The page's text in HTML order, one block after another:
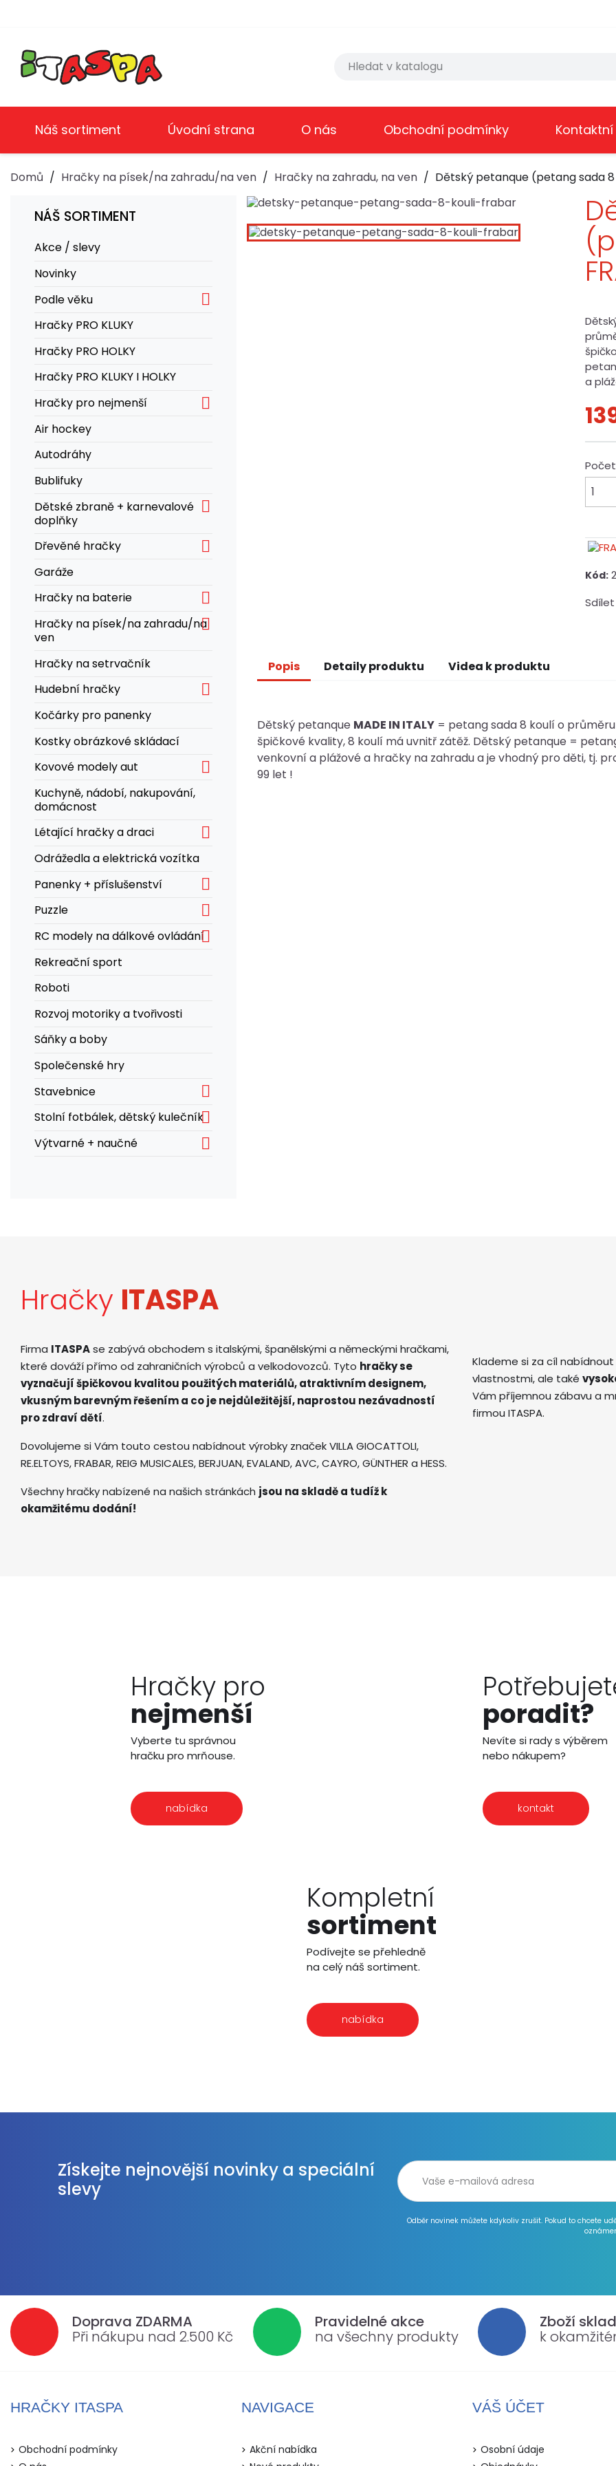
Náš sortiment Úvodní strana O nás Obchodní podmínky
Domů Hračky na písek/na zahradu/na ven Hračky na zahradu, na ven Dětský petanque (petang sada 8
NÁŠ SORTIMENT
Akce / slevy
Novinky
Podle věku

Hračky PRO KLUKY
Hračky PRO HOLKY
Hračky PRO KLUKY I HOLKY
Hračky pro nejmenší

Air hockey
Autodráhy
Bublifuky
Dětské zbraně + karnevalové
doplňky

Dřevěné hračky 
Garáže
Hračky na baterie

Hračky na písek/na zahradu/na
ven

Hračky na setrvačník
Hudební hračky

Kočárky pro panenky
Kostky obrázkové skládací
Kovové modely aut

Kuchyně, nádobí, nakupování,
domácnost
Létající hračky a draci

Odrážedla a elektrická vozítka
Panenky + příslušenství

Puzzle 
RC modely na dálkové ovládání
Rekreační sport
Roboti
Rozvoj motoriky a tvořivosti
Sáňky a boby
Společenské hry
Stavebnice

Stolní fotbálek, dětský kulečník
Výtvarné + naučné 
a
Počet
Kód:
Sdílet
Popis Detaily produktu Videa k produktu
Dětský petanque MADE IN ITALY= petang sada 8 koulí o
špičkové kvality, 8 koulí má uvnitř zátěž. Dětský petanque =
venkovní a plážové a hračky na zahradu a je vhodný pro děti, tj.
99 let !
Hračky ITASPA
Firma ITASPAse zabývá obchodem s italskými, španělskými a německými hračkami,
které dováží přímo od zahraničních výrobců a velkodovozců. Tyto hračky se
vyznačují špičkovou kvalitou použitých materiálů, atraktivním designem,
vkusným barevným řešením a co je nejdůležitější, naprostou nezávadností
pro zdraví dětí.
Dovolujeme si Vám touto cestou nabídnout výrobky značek VILLA GIOCATTOLI,
RE.ELTOYS, FRABAR, REIG MUSICALES, BERJUAN, EVALAND, AVC, CAYRO, GÜNTHER a HESS.
Všechny hračky nabízené na našich stránkách jsou na skladě a tudíž k
okamžitému dodání!
Klademe si za cíl
vlastnostmi, ale také
Vám příjemnou zábavu a
firmou ITASPA.
Hračky pro
nejmenší
Vyberte tu správnou
hračku pro mrňouse.
nabídka
poradit?
Nevíte si rady s výběrem
nebo nákupem?
kontakt
Kompletní
sortiment
Podívejte se přehledně
na celý náš sortiment.
nabídka
Získejte nejnovější novinky a speciální
slevy
Odběr novinek můžete kdykoliv zrušit. Pokud to chcete
Doprava ZDARMA
Při nákupu nad 2.500 Kč
Pravidelné akce
na všechny produkty
Zboží
k
HRAČKY ITASPA
Obchodní podmínky
NAVIGACE
Akční nabídka
VÁŠ ÚČET
Osobní údaje